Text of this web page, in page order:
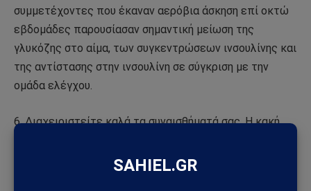
συμμετέχοντες που έκαναν αερόβια άσκηση επί οκτώ
εβδομάδες παρουσίασαν σημαντική μείωση της
γλυκόζης στο αίμα, των συγκεντρώσεων ινσουλίνης και
της αντίστασης στην ινσουλίνη σε σύγκριση με την
ομάδα ελέγχου.
6. Διαχειριστείτε καλά τα συναισθήματά σας. Η κακή
αναζητήσετε ανακούφιση στα ζαχαρούχα τρόφιμα.